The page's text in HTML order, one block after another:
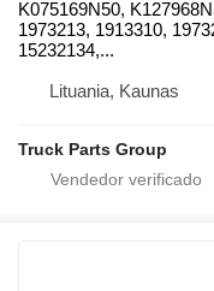
K075169N50,
1973213, 1913310,
15232134,...
Lituania, Kaunas
Truck Parts Group